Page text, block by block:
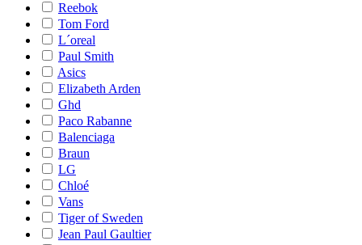
Reebok
Tom Ford
L´oreal
Paul Smith
Asics
Elizabeth Arden
Ghd
Paco Rabanne
Balenciaga
Braun
LG
Chloé
Vans
Tiger of Sweden
Jean Paul Gaultier